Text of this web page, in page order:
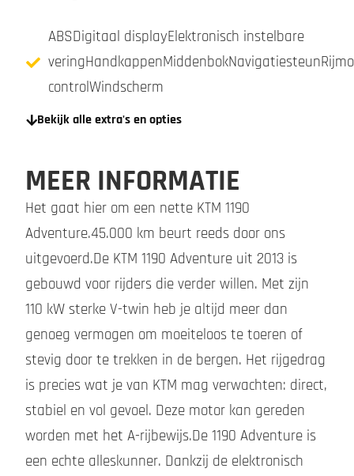
ABSDigitaal displayElektronisch instelbare
controlWindscherm
Bekijk alle extra's en opties
MEER INFORMATIE
Het gaat hier om een nette KTM 1190
Adventure.45.000 km beurt reeds door ons
uitgevoerd.De KTM 1190 Adventure uit 2013 is
gebouwd voor rijders die verder willen. Met zijn
110 kW sterke V-twin heb je altijd meer dan
genoeg vermogen om moeiteloos te toeren of
stevig door te trekken in de bergen. Het rijgedrag
is precies wat je van KTM mag verwachten: direct,
stabiel en vol gevoel. Deze motor kan gereden
worden met het A-rijbewijs.De 1190 Adventure is
een echte alleskunner. Dankzij de elektronisch